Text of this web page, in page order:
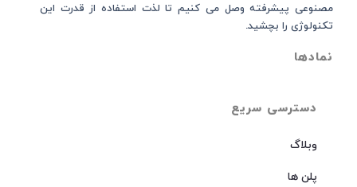
دسترسی سریع
وبلاگ
پلن ها
مصنوعی پیشرفته وصل می کنیم تا لذت استفاده از قدرت این
تکنولوژی را بچشید.
نمادها